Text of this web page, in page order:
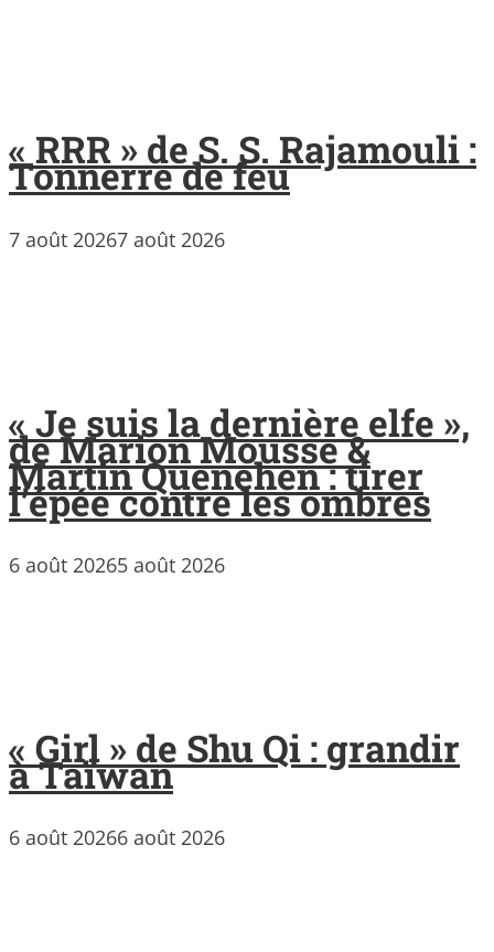
« RRR » de S. S. Rajamouli :
Tonnerre de feu
7 août 20267 août 2026
« Je suis la dernière elfe »,
de Marion Mousse &
Martin Quenehen : tirer
l’épée contre les ombres
6 août 20265 août 2026
« Girl » de Shu Qi : grandir
à Taïwan
6 août 20266 août 2026